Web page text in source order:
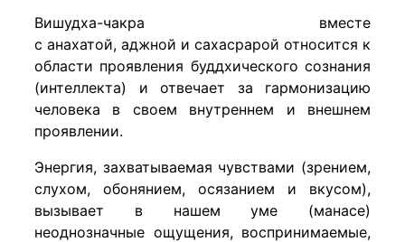
Вишудха-чакра вместе
с анахатой, аджной и сахасрарой относится к
области проявления буддхического сознания
(интеллекта) и отвечает за гармонизацию
человека в своем внутреннем и внешнем
проявлении.
Энергия, захватываемая чувствами (зрением,
слухом, обонянием, осязанием и вкусом),
вызывает в нашем уме (манасе)
неоднозначные ощущения, воспринимаемые,